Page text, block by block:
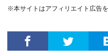
※本サイトはアフィリエイト広告を